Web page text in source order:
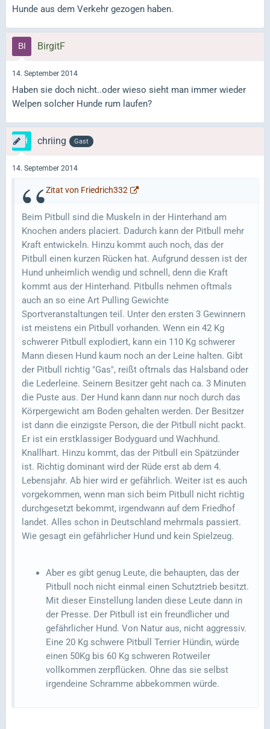
Hunde aus dem Verkehr gezogen haben.
BirgitF
14. September 2014
Haben sie doch nicht..oder wieso sieht man immer wieder
Welpen solcher Hunde rum laufen?
chriing Gast
14. September 2014
Zitat von Friedrich332
Beim Pitbull sind die Muskeln in der Hinterhand am
Knochen anders placiert. Dadurch kann der Pitbull mehr
Kraft entwickeln. Hinzu kommt auch noch, das der
Pitbull einen kurzen Rücken hat. Aufgrund dessen ist der
Hund unheimlich wendig und schnell, denn die Kraft
kommt aus der Hinterhand. Pitbulls nehmen oftmals
auch an so eine Art Pulling Gewichte
Sportveranstaltungen teil. Unter den ersten 3 Gewinnern
ist meistens ein Pitbull vorhanden. Wenn ein 42 Kg
schwerer Pitbull explodiert, kann ein 110 Kg schwerer
Mann diesen Hund kaum noch an der Leine halten. Gibt
der Pitbull richtig "Gas", reißt oftmals das Halsband oder
die Lederleine. Seinem Besitzer geht nach ca. 3 Minuten
die Puste aus. Der Hund kann dann nur noch durch das
Körpergewicht am Boden gehalten werden. Der Besitzer
ist dann die einzigste Person, die der Pitbull nicht packt.
Er ist ein erstklassiger Bodyguard und Wachhund.
Knallhart. Hinzu kommt, das der Pitbull ein Spätzünder
ist. Richtig dominant wird der Rüde erst ab dem 4.
Lebensjahr. Ab hier wird er gefährlich. Weiter ist es auch
vorgekommen, wenn man sich beim Pitbull nicht richtig
durchgesetzt bekommt, irgendwann auf dem Friedhof
landet. Alles schon in Deutschland mehrmals passiert.
Wie gesagt ein gefährlicher Hund und kein Spielzeug.
Aber es gibt genug Leute, die behaupten, das der
Pitbull noch nicht einmal einen Schutztrieb besitzt.
Mit dieser Einstellung landen diese Leute dann in
der Presse. Der Pitbull ist ein freundlicher und
gefährlicher Hund. Von Natur aus, nicht aggressiv.
Eine 20 Kg schwere Pitbull Terrier Hündin, würde
einen 50Kg bis 60 Kg schweren Rotweiler
vollkommen zerpflücken. Ohne das sie selbst
irgendeine Schramme abbekommen würde.